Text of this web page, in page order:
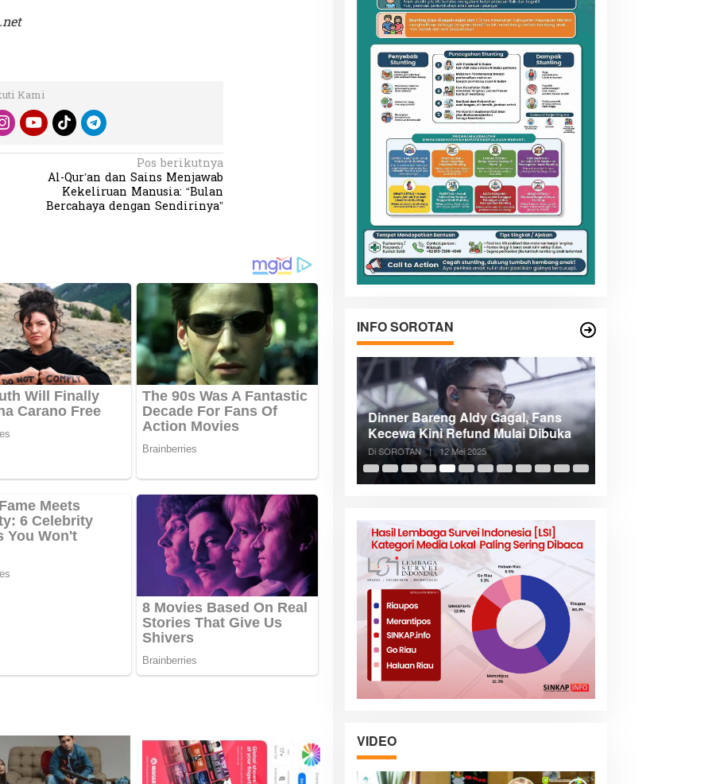
Kami
Pos berikutnya
Al-Qur’an dan Sains Menjawab
Kekeliruan Manusia: “Bulan
Bercahaya dengan Sendirinya”
INFO SOROTAN
Batas Tanah
Rekognisi Sejarah Kerajaan Siak
dan Harapan Daerah Istimewa Riau
Di KOLOM, Opini, SOROTAN
Dinner Bareng Aldy Gagal, Fans
Kecewa Kini Refund Mulai Dibuka
Di SOROTAN | 12 Mei 2025
VIDEO